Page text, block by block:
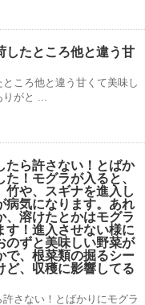
したところ他と違う甘
ころ他と違う甘くて美味し
がと ...
たら許さない！とばか
！モグラが入ると、
竹や、スギナを進入し
病気になります。あれ
、溶けたとかはモグラ
す！進入させない様に
のずと美味しい野菜が
で、根菜類の掘るシー
ど、収穫に影響してる
さない！とばかりにモグラ